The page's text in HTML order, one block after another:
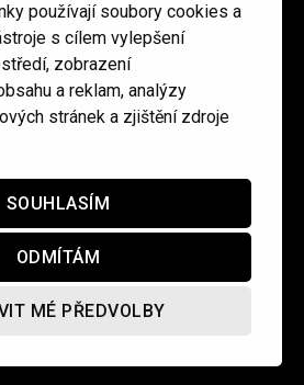
používají soubory cookies a
s cílem vylepšení
zobrazení
a reklam, analýzy
stránek a zjištění zdroje
SOUHLASÍM
ODMÍTÁM
MÉ PŘEDVOLBY
/ Obchodní podmínky